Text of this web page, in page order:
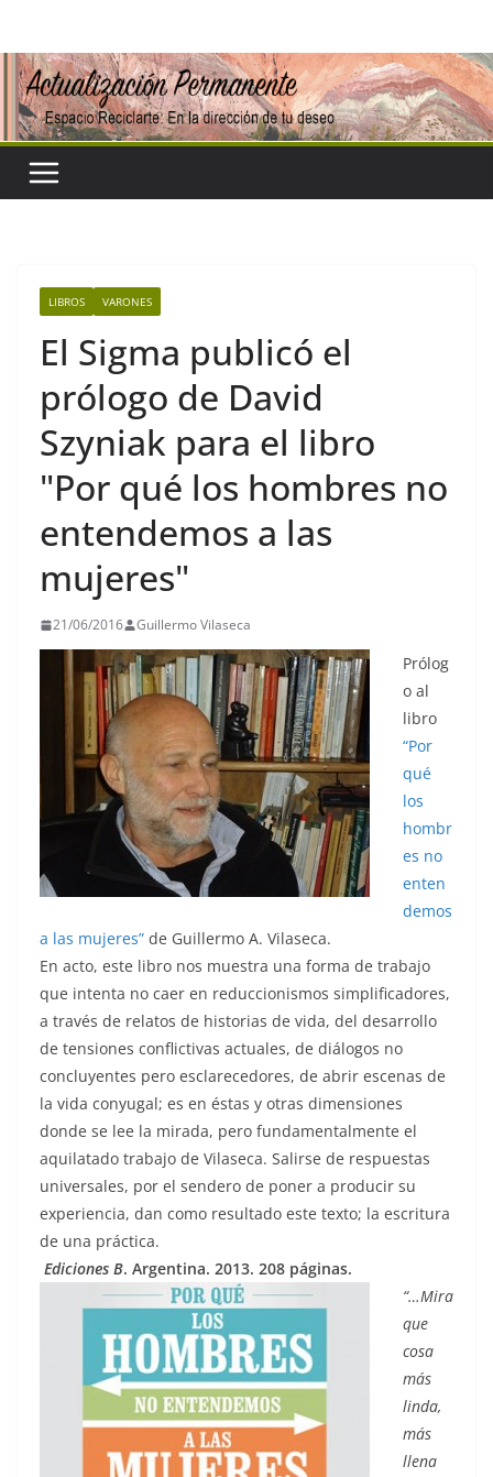
contenido
LIBROS VARONES
El Sigma publicó el
prólogo de David
Szyniak para el libro
"Por qué los hombres no
entendemos a las
mujeres"
21/06/2016 Guillermo Vilaseca
Prólog
o al
libro
“Por
qué
los
hombr
es no
enten
demos
a las mujeres” de Guillermo A. Vilaseca.
En acto, este libro nos muestra una forma de trabajo
que intenta no caer en reduccionismos simplificadores,
a través de relatos de historias de vida, del desarrollo
de tensiones conflictivas actuales, de diálogos no
concluyentes pero esclarecedores, de abrir escenas de
la vida conyugal; es en éstas y otras dimensiones
donde se lee la mirada, pero fundamentalmente el
aquilatado trabajo de Vilaseca. Salirse de respuestas
universales, por el sendero de poner a producir su
experiencia, dan como resultado este texto; la escritura
de una práctica.
Ediciones B. Argentina. 2013. 208 páginas.
“…Mira
que
cosa
más
linda,
más
llena